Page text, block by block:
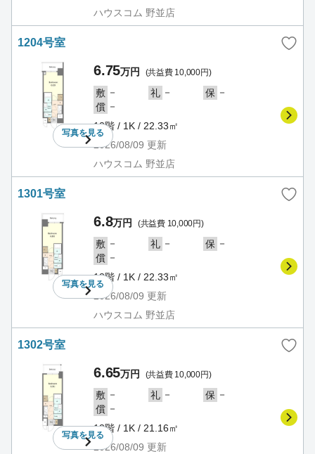
ハウスコム 野並店
1204号室
写真を見る
6.75万円 (共益費 10,000円)
敷 － 礼 － 保 －
償 －
12階 / 1K / 22.33㎡
2026/08/09 更新
ハウスコム 野並店
1301号室
写真を見る
6.8万円 (共益費 10,000円)
敷 － 礼 － 保 －
償 －
13階 / 1K / 22.33㎡
2026/08/09 更新
ハウスコム 野並店
1302号室
写真を見る
6.65万円 (共益費 10,000円)
敷 － 礼 － 保 －
償 －
13階 / 1K / 21.16㎡
2026/08/09 更新